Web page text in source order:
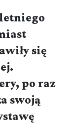
się
po raz
swoją